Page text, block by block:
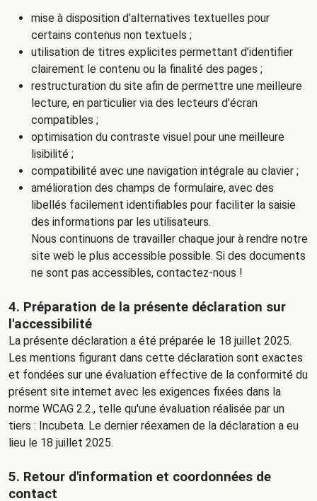
mise à disposition d’alternatives textuelles pour
certains contenus non textuels ;
utilisation de titres explicites permettant d’identifier
clairement le contenu ou la finalité des pages ;
restructuration du site afin de permettre une meilleure
lecture, en particulier via des lecteurs d’écran
compatibles ;
optimisation du contraste visuel pour une meilleure
lisibilité ;
compatibilité avec une navigation intégrale au clavier ;
amélioration des champs de formulaire, avec des
libellés facilement identifiables pour faciliter la saisie
des informations par les utilisateurs.
Nous continuons de travailler chaque jour à rendre notre
site web le plus accessible possible. Si des documents
ne sont pas accessibles, contactez-nous !
4. Préparation de la présente déclaration sur
l'accessibilité
La présente déclaration a été préparée le 18 juillet 2025.
Les mentions figurant dans cette déclaration sont exactes
et fondées sur une évaluation effective de la conformité du
présent site internet avec les exigences fixées dans la
norme WCAG 2.2., telle qu'une évaluation réalisée par un
tiers : Incubeta. Le dernier réexamen de la déclaration a eu
lieu le 18 juillet 2025.
5. Retour d'information et coordonnées de
contact